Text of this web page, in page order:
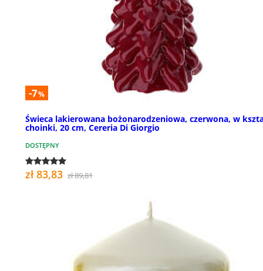
-7%
Świeca lakierowana bożonarodzeniowa, czerwona, w
choinki, 20 cm, Cereria Di Giorgio
DOSTĘPNY
zł 83,83 zł 89,81